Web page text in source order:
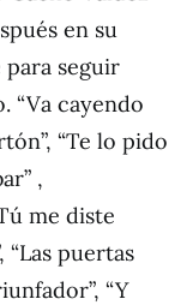
en su
para seguir
“Va cayendo
“Te lo pido
,
me diste
“Las puertas
“Y